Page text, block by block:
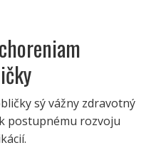
sý vážny zdravotný
postupnému rozvoju